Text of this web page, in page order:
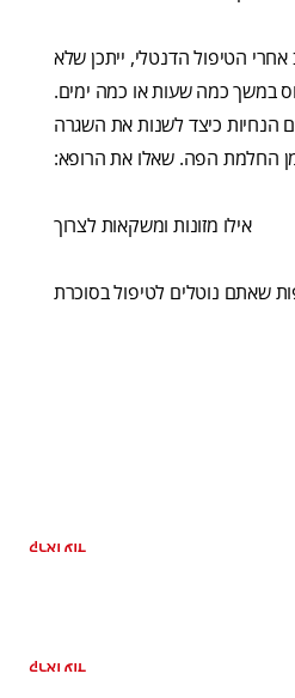
הטיפול הדנטלי, ייתכן שלא
במשך כמה שעות או כמה ימים.
הנחיות כיצד לשנות את השגרה
החלמת הפה. שאלו את הרופא:
אילו מזונות ומשקאות לצרוך
שאתם נוטלים לטיפול בסוכרת
קראו עוד
קראו עוד